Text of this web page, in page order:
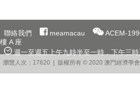
聯絡我們 meamacau ACEM-
樓 A 座
週一至週五上午九時半至一時﹐下午三
瀏覽人次：17620 | 版權所有 © 2020 澳門經濟學會